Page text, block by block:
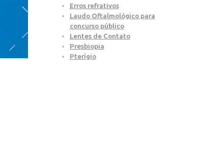
Erros refrativos
Laudo Oftalmológico para
concurso público
Lentes de Contato
Presbiopia
Pterígio